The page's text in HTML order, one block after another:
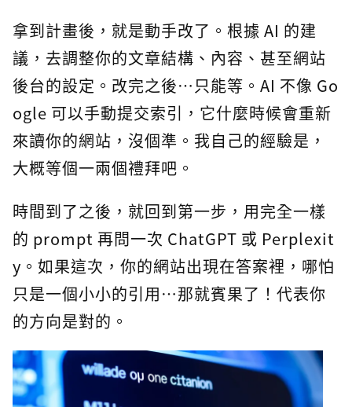
拿到計畫後，就是動手改了。根據 AI 的建
議，去調整你的文章結構、內容、甚至網站
後台的設定。改完之後…只能等。AI 不像 Go
ogle 可以手動提交索引，它什麼時候會重新
來讀你的網站，沒個準。我自己的經驗是，
大概等個一兩個禮拜吧。
時間到了之後，就回到第一步，用完全一樣
的 prompt 再問一次 ChatGPT 或 Perplexit
y。如果這次，你的網站出現在答案裡，哪怕
只是一個小小的引用…那就賓果了！代表你
的方向是對的。